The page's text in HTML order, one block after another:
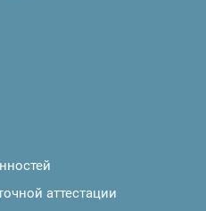
аттестации